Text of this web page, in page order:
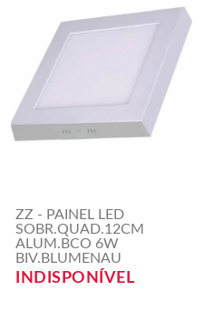
ZZ - PAINEL LED
SOBR.QUAD.12CM
ALUM.BCO 6W
BIV.BLUMENAU
INDISPONÍVEL